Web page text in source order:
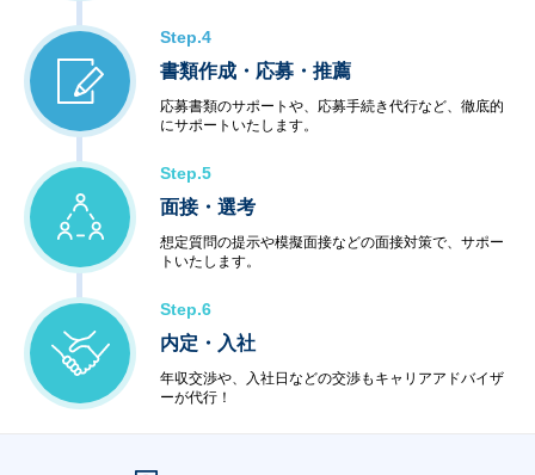
Step.4
書類作成・応募・推薦
応募書類のサポートや、応募手続き代行など、徹底的
にサポートいたします。
Step.5
面接・選考
想定質問の提示や模擬面接などの面接対策で、サポー
トいたします。
Step.6
内定・入社
年収交渉や、入社日などの交渉もキャリアアドバイザ
ーが代行！